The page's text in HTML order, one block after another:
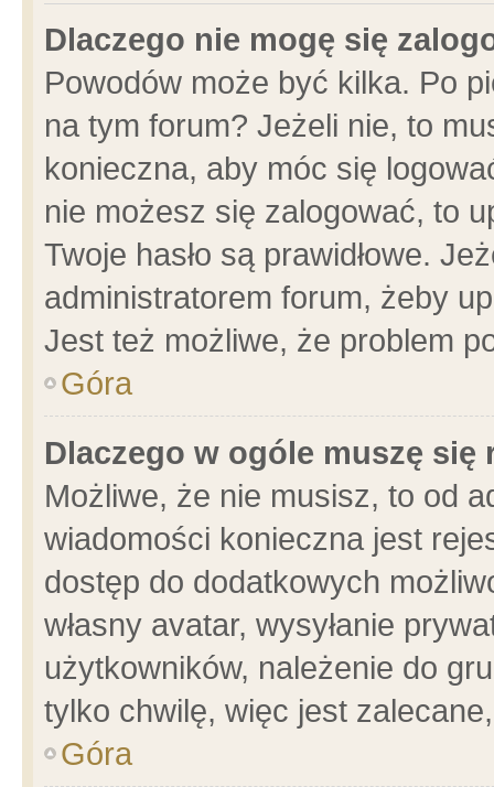
Dlaczego nie mogę się
Powodów może być kilka. Po
na tym forum? Jeżeli nie, to
konieczna, aby móc się
nie możesz się zalogować, to
Twoje hasło są prawidłowe.
administratorem forum, żeby
Jest też możliwe, że problem
Góra
Dlaczego w ogóle muszę się
Możliwe, że nie musisz, to od
wiadomości konieczna jest
dostęp do dodatkowych
własny avatar, wysyłanie
użytkowników, należenie do
tylko chwilę, więc jest
Góra